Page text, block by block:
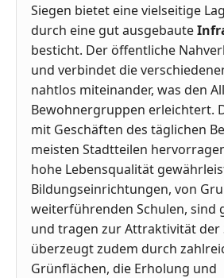
Siegen bietet eine vielseitige
durch eine gut ausgebaute
besticht. Der öffentliche
und verbindet die
nahtlos miteinander, was den
Bewohnergruppen erleichtert.
mit Geschäften des täglichen
meisten Stadtteilen
hohe Lebensqualität
Bildungseinrichtungen, von
weiterführenden Schulen, sind
und tragen zur Attraktivität der
überzeugt zudem durch
Grünflächen, die Erholung und